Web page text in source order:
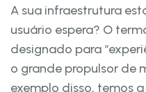
A sua infraestrutura
usuário espera? O
designado para
o grande propulsor de
exemplo disso, temos